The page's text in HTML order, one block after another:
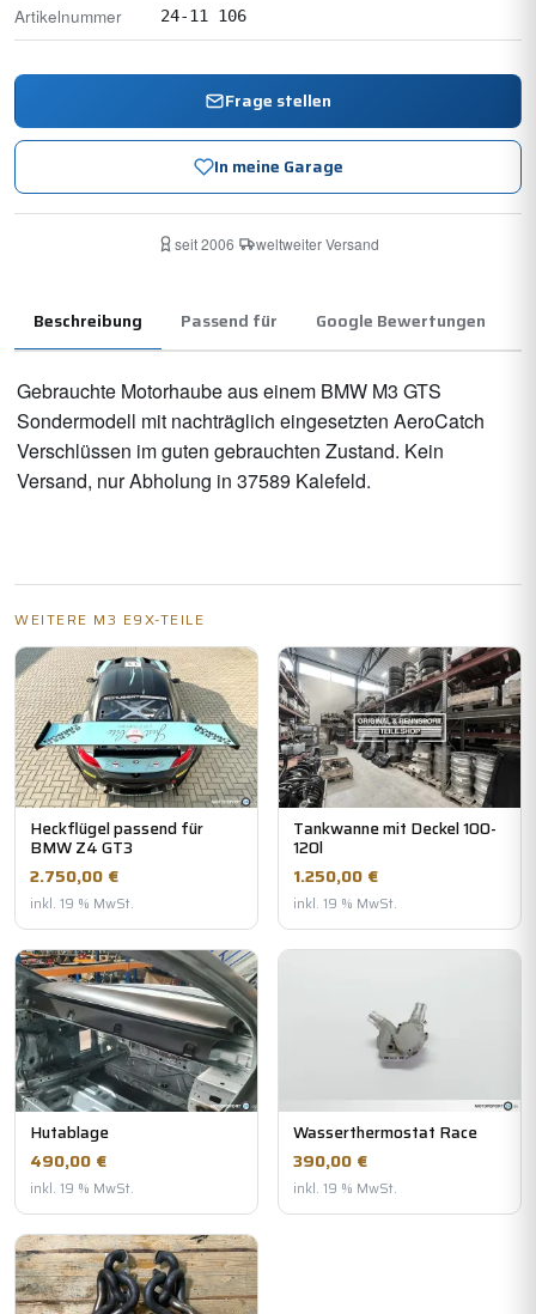
Artikelnummer
24-11 106
Frage stellen
In meine Garage
seit 2006· weltweiter Versand
Beschreibung Passend für Google Bewertungen
Gebrauchte Motorhaube aus einem BMW M3 GTS
Sondermodell mit nachträglich eingesetzten AeroCatch
Verschlüssen im guten gebrauchten Zustand. Kein
Versand, nur Abholung in 37589 Kalefeld.
WEITERE M3 E9X-TEILE
Heckflügel passend für
BMW Z4 GT3
2.750,00 €
inkl. 19 % MwSt.
Tankwanne mit Deckel 100-
120l
1.250,00 €
inkl. 19 % MwSt.
Hutablage
490,00 €
inkl. 19 % MwSt.
Wasserthermostat Race
390,00 €
inkl. 19 % MwSt.